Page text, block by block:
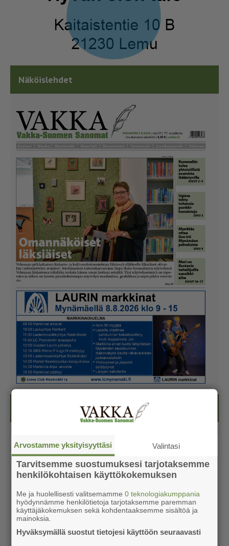
Näköislehdet
Kesälehti (ilmainen)
Arvostamme yksityisyyttäsi Valintasi
Tarvitsemme suostumuksesi tarjotaksemme
henkilökohtaisen käyttökokemuksen
Me ja huolellisesti valitsemamme0 teknologiakumppania
hyödynnämme henkilötietoja tarjotaksemme paremman
käyttäjäkokemuksen sekä kohdentaaksemme sisältöä ja
mainoksia.
Hyväksymällä suostut tietojesi käyttöön seuraavasti